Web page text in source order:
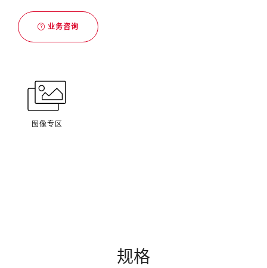
业务咨询
图像专区
规格